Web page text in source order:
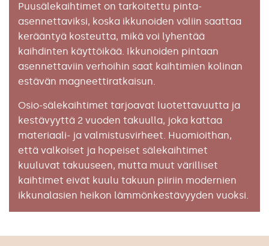
Puusälekaihtimet on tarkoitettu pinta-
asennettaviksi, koska ikkunoiden väliin saattaa
kerääntyä kosteutta, mikä voi lyhentää
kaihdinten käyttöikää. Ikkunoiden pintaan
asennettaviin verhoihin saat kaihtimien kolinan
estävän magneettiratkaisun.
Osio-sälekaihtimet tarjoavat luotettavuutta ja
kestävyyttä 2 vuoden takuulla, joka kattaa
materiaali- ja valmistusvirheet. Huomioithan,
että valkoiset ja hopeiset sälekaihtimet
kuuluvat takuuseen, mutta muut värilliset
kaihtimet eivät kuulu takuun piiriin modernien
ikkunalasien heikon lämmönkestävyyden vuoksi.